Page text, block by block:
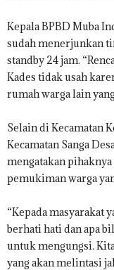
Kepala BPBD Muba
sudah menerjunkan
standby 24 jam.
Kades tidak usah
rumah warga lain
Selain di Kecamatan
Kecamatan Sanga
mengatakan
pemukiman warga
“Kepada masyarakat
berhati hati dan apa
untuk mengungsi.
yang akan melintasi